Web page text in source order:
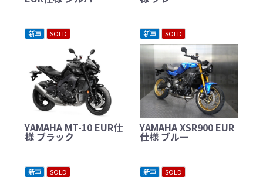
新車 SOLD
YAMAHA MT-10 EUR仕
様 ブラック
新車 SOLD
YAMAHA XSR900 EUR
仕様 ブルー
新車 SOLD 新車 SOLD